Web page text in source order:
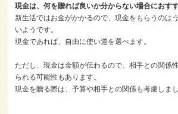
現金は、何を贈れば良いか分からない場合におす
新生活ではお金がかかるので、現金をもらうのは
いようです。
現金であれば、自由に使い道を選べます。
ただし、現金は金額が伝わるので、相手との関係
られる可能性もあります。
現金を贈る際は、予算や相手との関係も考慮しまし